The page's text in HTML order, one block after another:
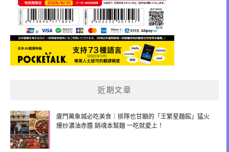
近期文章
廈門萬象城必吃美食｜排隊也甘願的「王繁星麵館」猛火
爆炒濃油赤醬 銷魂本幫麵 一吃就愛上！